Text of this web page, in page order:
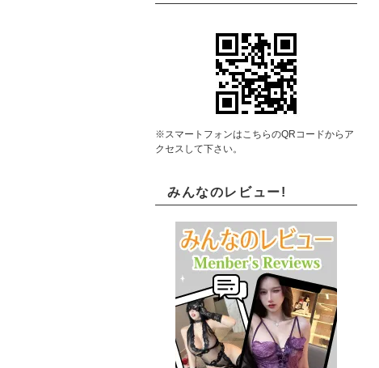
※スマートフォンはこちらのQRコードからア
クセスして下さい。
みんなのレビュー!